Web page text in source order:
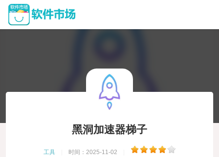
黑洞加速器梯子
工具 时间：2025-11-02